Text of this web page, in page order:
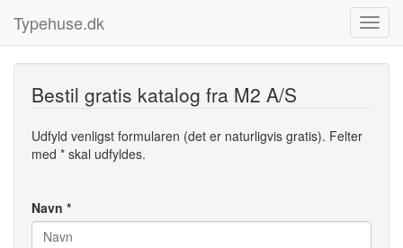
Typehuse.dk
Bestil gratis katalog fra M2 A/S
Udfyld venligst formularen (det er naturligvis gratis). Felter
med * skal udfyldes.
Navn *